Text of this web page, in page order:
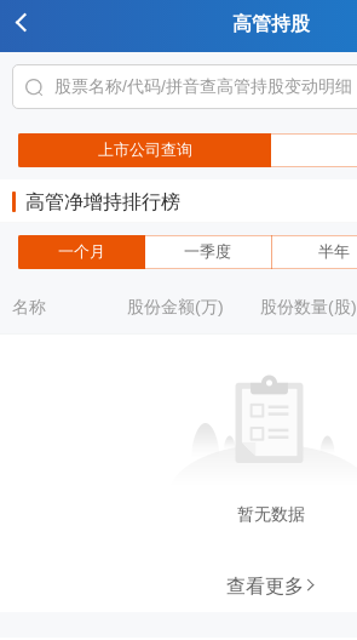
高管持股
上市公司查询
高管净增持排行榜
一个月 一季度 半年
名称 股份金额(万) 股份数量(股)
暂无数据
查看更多